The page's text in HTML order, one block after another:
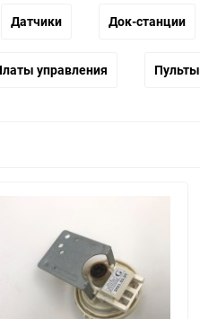
Датчики Док-станции
управления Пульты